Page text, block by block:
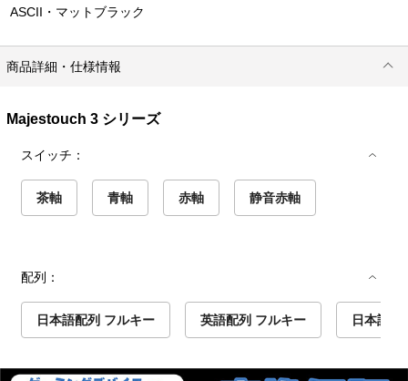
ASCII・マットブラック
商品詳細・仕様情報
Majestouch 3 シリーズ
スイッチ：
茶軸 青軸 赤軸 静音赤軸
配列：
日本語配列 フルキー 英語配列 フルキー 日本語配